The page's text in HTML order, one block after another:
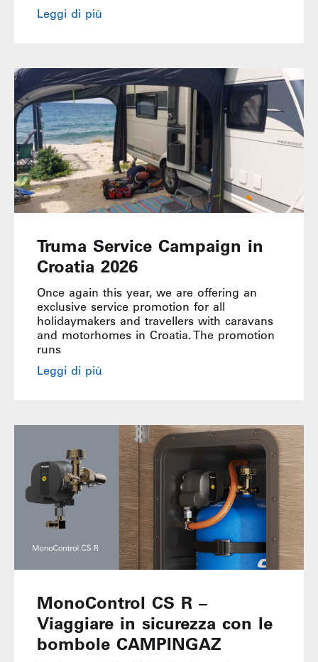
Leggi di più
Truma Service Campaign in
Croatia 2026
Once again this year, we are offering an
exclusive service promotion for all
holidaymakers and travellers with caravans
and motorhomes in Croatia. The promotion
runs
Leggi di più
MonoControl CS R –
Viaggiare in sicurezza con le
bombole CAMPINGAZ